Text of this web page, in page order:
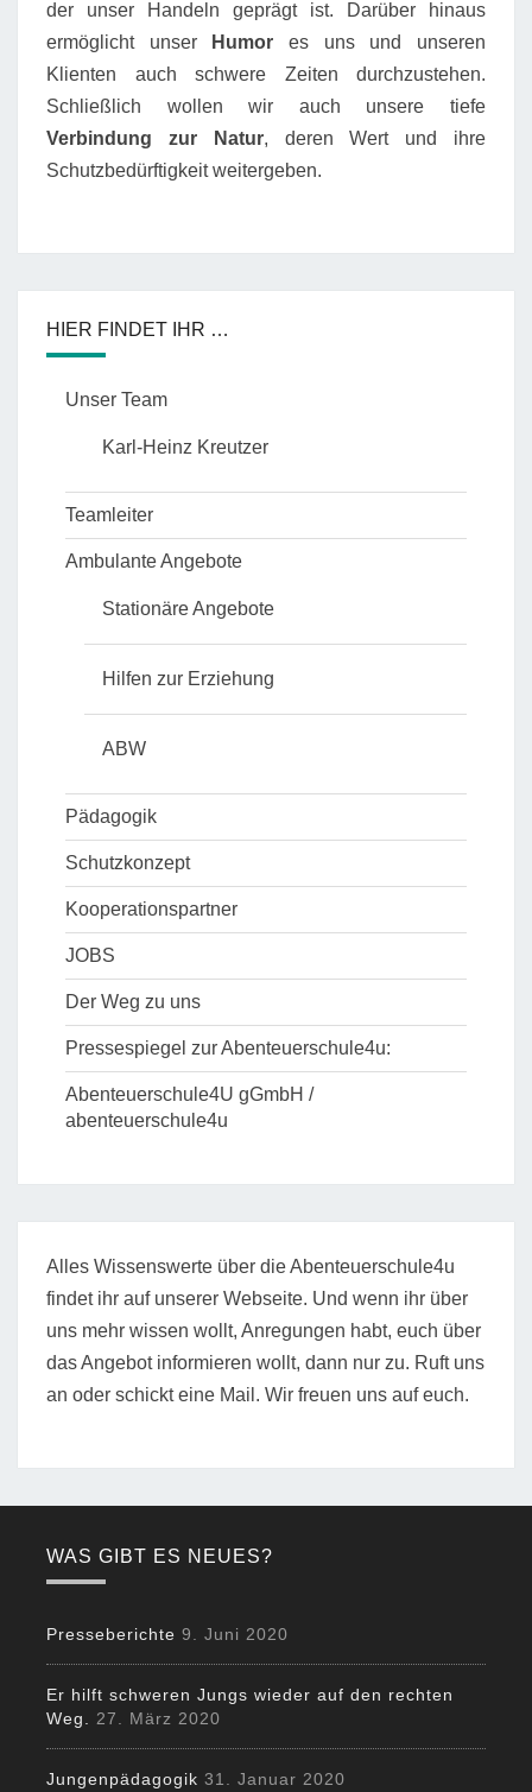
der unser Handeln geprägt ist. Darüber hinaus
ermöglicht unser
Humores uns und unseren
Klienten auch schwere Zeiten durchzustehen.
Schließlich wollen wir auch unsere tiefe
Verbindung zur Natur, deren Wert und ihre
Schutzbedürftigkeit weitergeben.
HIER FINDET IHR …
Unser Team
Karl-Heinz Kreutzer
Teamleiter
Ambulante Angebote
Stationäre Angebote
Hilfen zur Erziehung
ABW
Pädagogik
Schutzkonzept
Kooperationspartner
JOBS
Der Weg zu uns
Pressespiegel zur Abenteuerschule4u:
Abenteuerschule4U gGmbH /
abenteuerschule4u
Alles Wissenswerte über die Abenteuerschule4u
findet ihr auf unserer Webseite. Und wenn ihr über
uns mehr wissen wollt, Anregungen habt, euch über
das Angebot informieren wollt, dann nur zu. Ruft uns
an oder schickt eine Mail. Wir freuen uns auf euch.
WAS GIBT ES NEUES?
Presseberichte 9. Juni 2020
Er hilft schweren Jungs wieder auf den rechten
Weg.
27. März 2020
Jungenpädagogik 31. Januar 2020